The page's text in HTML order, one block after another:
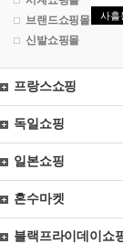
사흘
브랜드쇼핑몰
신발쇼핑몰
프랑스쇼핑
독일쇼핑
일본쇼핑
혼수마켓
블랙프라이데이쇼